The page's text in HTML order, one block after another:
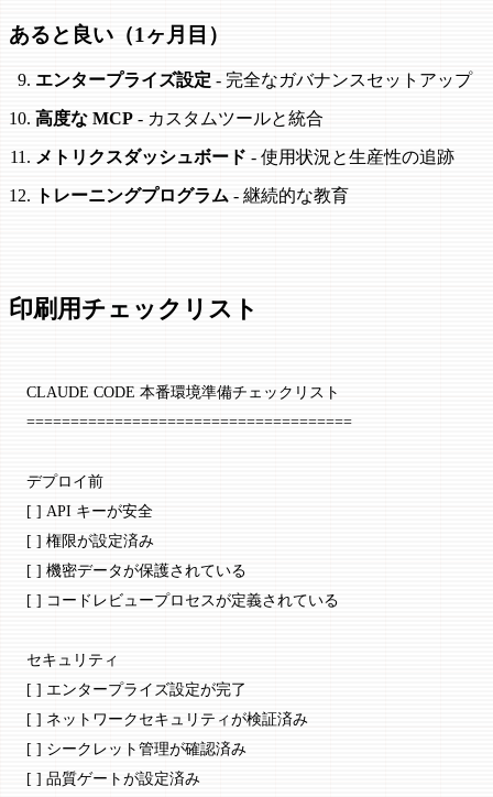
あると良い（1ヶ月目）
エンタープライズ設定 - 完全なガバナンスセットアップ
高度な MCP - カスタムツールと統合
メトリクスダッシュボード - 使用状況と生産性の追跡
トレーニングプログラム - 継続的な教育
印刷用チェックリスト
CLAUDE CODE 本番環境準備チェックリスト
=====================================
デプロイ前
[ ] API キーが安全
[ ] 権限が設定済み
[ ] 機密データが保護されている
[ ] コードレビュープロセスが定義されている
セキュリティ
[ ] エンタープライズ設定が完了
[ ] ネットワークセキュリティが検証済み
[ ] シークレット管理が確認済み
[ ] 品質ゲートが設定済み